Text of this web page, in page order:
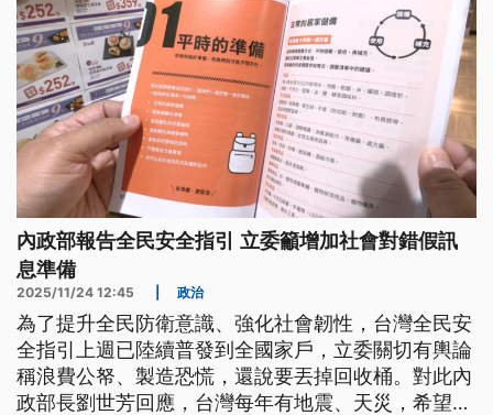
內政部報告全民安全指引 立委籲增加社會對錯假訊
息準備
2025/11/24 12:45 政治
為了提升全民防衛意識、強化社會韌性，台灣全民安
全指引上週已陸續普發到全國家戶，立委關切有輿論
稱浪費公帑、製造恐慌，還說要丟掉回收桶。對此內
政部長劉世芳回應，台灣每年有地震、天災，希望民